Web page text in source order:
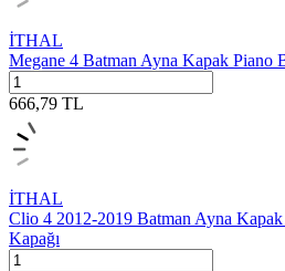
İTHAL
Megane 4 Batman Ayna Kapak Piano
666,79 TL
İTHAL
Clio 4 2012-2019 Batman Ayna
Kapağı